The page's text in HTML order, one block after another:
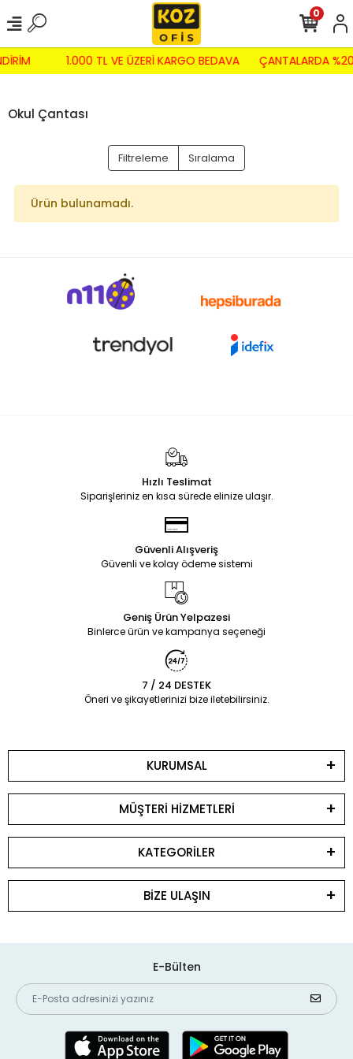
1.000 TL VE ÜZERİ KARGO BEDAVA ÇANTALARDA
0
Okul Çantası
Filtreleme Sıralama
Ürün bulunamadı.
Hızlı Teslimat
Siparişleriniz en kısa sürede elinize ulaşır.
Güvenli Alışveriş
Güvenli ve kolay ödeme sistemi
Geniş Ürün Yelpazesi
Binlerce ürün ve kampanya seçeneği
7 / 24 DESTEK
Öneri ve şikayetlerinizi bize iletebilirsiniz.
KURUMSAL
MÜŞTERİ HİZMETLERİ
KATEGORİLER
BİZE ULAŞIN
E-Bülten